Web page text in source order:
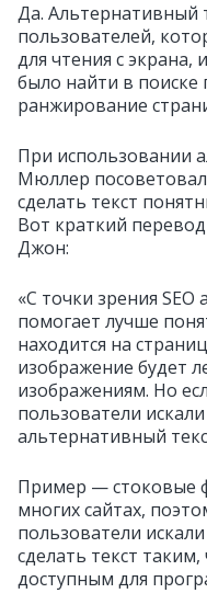
Да. Альтернативный
пользователей,
для чтения с
было найти в
ранжирование
При использовании
Мюллер посоветовал
сделать текст
Вот краткий
Джон:
«С точки зрения
помогает лучше
находится на
изображение будет
изображениям. Но
пользователи
альтернативный
Пример — стоковые
многих сайтах,
пользователи
сделать текст
доступным для